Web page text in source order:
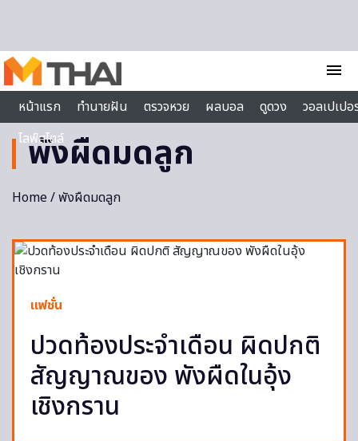
menu
หน้าแรก
ทำนายฝัน ตรวจหวย ผลบอล ดูดวง
วอลเปเป
ไลฟ์สไตล์
พังผืดมดลูก
Home/ พังผืดมดลูก
แฟชั่น
ปวดท้องประจำเดือน ผิดปกติ
สัญญาณของ พังผืดในอุ้ง
เชิงกราน